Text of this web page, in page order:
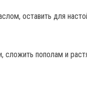
оставить для
сложить пополам и